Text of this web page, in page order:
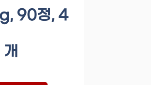
90정, 4
개